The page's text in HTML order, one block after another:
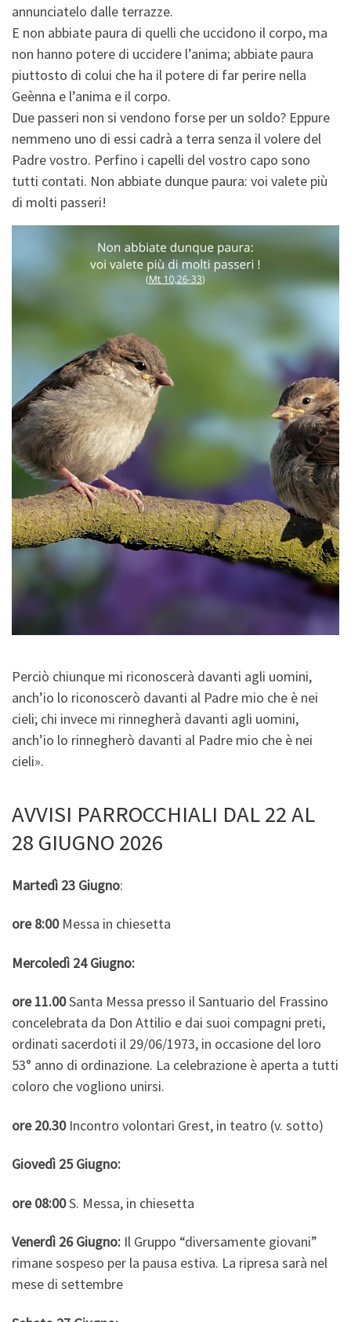
annunciatelo dalle terrazze.
E non abbiate paura di quelli che uccidono il corpo, ma
non hanno potere di uccidere l’anima; abbiate paura
piuttosto di colui che ha il potere di far perire nella
Geènna e l’anima e il corpo.
Due passeri non si vendono forse per un soldo? Eppure
nemmeno uno di essi cadrà a terra senza il volere del
Padre vostro. Perfino i capelli del vostro capo sono
tutti contati. Non abbiate dunque paura: voi valete più
di molti passeri!
Perciò chiunque mi riconoscerà davanti agli uomini,
anch’io lo riconoscerò davanti al Padre mio che è nei
cieli; chi invece mi rinnegherà davanti agli uomini,
anch’io lo rinnegherò davanti al Padre mio che è nei
cieli».
AVVISI PARROCCHIALI DAL 22 AL
28 GIUGNO 2026
Martedì 23 Giugno:
ore 8:00Messa in chiesetta
Mercoledì 24 Giugno:
ore 11.00Santa Messa presso il Santuario del Frassino
concelebrata da Don Attilio e dai suoi compagni preti,
ordinati sacerdoti il 29/06/1973, in occasione del loro
53° anno di ordinazione. La celebrazione è aperta a tutti
coloro che vogliono unirsi.
ore 20.30Incontro volontari Grest, in teatro (v. sotto)
Giovedì 25 Giugno:
ore 08:00S. Messa, in chiesetta
Venerdì 26 Giugno: Il Gruppo “diversamente giovani”
rimane sospeso per la pausa estiva. La ripresa sarà nel
mese di settembre